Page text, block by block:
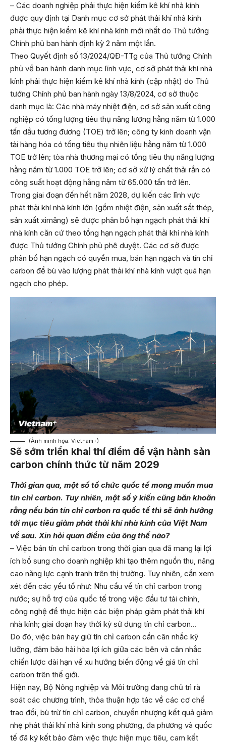
– Các doanh nghiệp phải thực hiện kiểm kê khí nhà kính
được quy định tại Danh mục cơ sở phát thải khí nhà kính
phải thực hiện kiểm kê khí nhà kính mới nhất do Thủ tướng
Chính phủ ban hành định kỳ 2 năm một lần.
Theo Quyết định số 13/2024/QĐ-TTg của Thủ tướng Chính
phủ về ban hành danh mục lĩnh vực, cơ sở phát thải khí nhà
kính phải thực hiện kiểm kê khí nhà kính (cập nhật) do Thủ
tướng Chính phủ ban hành ngày 13/8/2024, cơ sở thuộc
danh mục là: Các nhà máy nhiệt điện, cơ sở sản xuất công
nghiệp có tổng lượng tiêu thụ năng lượng hằng năm từ 1.000
tấn dầu tương đương (TOE) trở lên; công ty kinh doanh vận
tải hàng hóa có tổng tiêu thụ nhiên liệu hằng năm từ 1.000
TOE trở lên; tòa nhà thương mại có tổng tiêu thụ năng lượng
hằng năm từ 1.000 TOE trở lên; cơ sở xử lý chất thải rắn có
công suất hoạt động hằng năm từ 65.000 tấn trở lên.
Trong giai đoạn đến hết năm 2028, dự kiến các lĩnh vực
phát thải khí nhà kính lớn (gồm nhiệt điện, sản xuất sắt thép,
sản xuất ximăng) sẽ được phân bổ hạn ngạch phát thải khí
nhà kính căn cứ theo tổng hạn ngạch phát thải khí nhà kính
được Thủ tướng Chính phủ phê duyệt. Các cơ sở được
phân bổ hạn ngạch có quyền mua, bán hạn ngạch và tín chỉ
carbon để bù vào lượng phát thải khí nhà kính vượt quá hạn
ngạch cho phép.
(Ảnh minh họa: Vietnam+)
Sẽ sớm triển khai thí điểm để vận hành sàn
carbon chính thức từ năm 2029
Thời gian qua, một số tổ chức quốc tế mong muốn mua
tín chỉ carbon. Tuy nhiên, một số ý kiến cũng băn khoăn
rằng nếu bán tín chỉ carbon ra quốc tế thì sẽ ảnh hưởng
tới mục tiêu giảm phát thải khí nhà kính của Việt Nam
về sau. Xin hỏi quan điểm của ông thế nào?
– Việc bán tín chỉ carbon trong thời gian qua đã mang lại lợi
ích bổ sung cho doanh nghiệp khi tạo thêm nguồn thu, nâng
cao năng lực cạnh tranh trên thị trường. Tuy nhiên, cần xem
xét đến các yếu tố như: Nhu cầu về tín chỉ carbon trong
nước; sự hỗ trợ của quốc tế trong việc đầu tư tài chính,
công nghệ để thực hiện các biện pháp giảm phát thải khí
nhà kính; giai đoạn hay thời kỳ sử dụng tín chỉ carbon…
Do đó, việc bán hay giữ tín chỉ carbon cần cân nhắc kỹ
lưỡng, đảm bảo hài hòa lợi ích giữa các bên và cân nhắc
chiến lược dài hạn về xu hướng biến động về giá tín chỉ
carbon trên thế giới.
Hiện nay, Bộ Nông nghiệp và Môi trường đang chủ trì rà
soát các chương trình, thỏa thuận hợp tác về các cơ chế
trao đổi, bù trừ tín chỉ carbon, chuyển nhượng kết quả giảm
nhẹ phát thải khí nhà kính song phương, đa phương và quốc
tế đã ký kết bảo đảm việc thực hiện mục tiêu, cam kết